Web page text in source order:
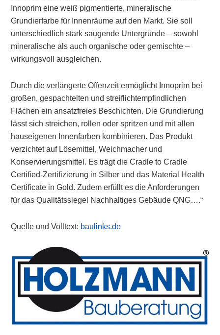
Innoprim eine weiß pigmentierte, mineralische
Grundierfarbe für Innenräume auf den Markt. Sie soll
unterschiedlich stark saugende Untergründe – sowohl
mineralische als auch organische oder gemischte –
wirkungsvoll ausgleichen.
Durch die verlängerte Offenzeit ermöglicht Innoprim bei
großen, gespachtelten und streiflichtempfindlichen
Flächen ein ansatzfreies Beschichten. Die Grundierung
lässt sich streichen, rollen oder spritzen und mit allen
hauseigenen Innenfarben kombinieren. Das Produkt
verzichtet auf Lösemittel, Weichmacher und
Konservierungsmittel. Es trägt die Cradle to Cradle
Certified-Zertifizierung in Silber und das Material Health
Certificate in Gold. Zudem erfüllt es die Anforderungen
für das Qualitätssiegel Nachhaltiges Gebäude QNG….“
Quelle und Volltext: baulinks.de
Primary
Sidebar